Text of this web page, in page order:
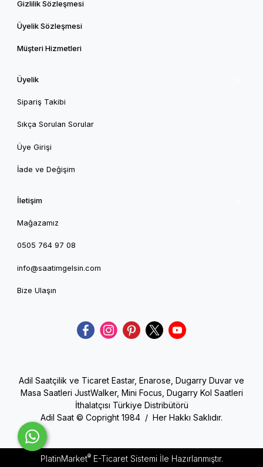
Gizlilik Sözleşmesi
Üyelik Sözleşmesi
Müşteri Hizmetleri
Üyelik
Sipariş Takibi
Sıkça Sorulan Sorular
Üye Girişi
İade ve Değişim
İletişim
Mağazamız
0505 764 97 08
info@saatimgelsin.com
Bize Ulaşın
Adil Saatçilik ve Ticaret Eastar, Enarose, Dugarry Duvar ve
Masa Saatleri JustWalker, Mini Focus, Dugarry Kol Saatleri
İthalatçısı Türkiye Distribütörü
Adil Saat © Copright 1984 / Her Hakkı Saklıdır.
PlatinMarket®E-Ticaret Sistemiİle Hazırlanmıştır.